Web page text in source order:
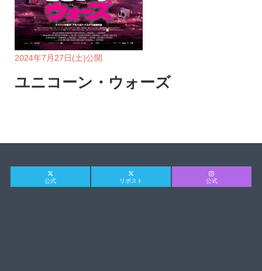
2024年7月27日(土)公開
ユニコーン・ウォーズ
公式 リポスト 公式